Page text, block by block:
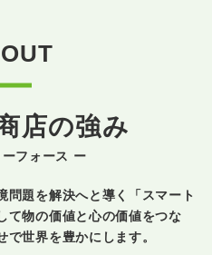
店の強み
フォース ー
問題を解決へと導く「スマート
て物の価値と心の価値をつな
世界を豊かにします。